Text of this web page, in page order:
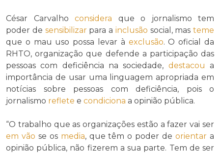
César Carvalho considera que o jornalismo tem
poder de sensibilizarpara a inclusão social, mas teme
que o mau uso possa levar à exclusão. O oficial da
RHTO, organização que defende a participação das
pessoas com deficiência na sociedade, destacou a
importância de usar uma linguagem apropriada em
notícias sobre pessoas com deficiência, pois o
jornalismo reflete e condiciona a opinião pública.
“O trabalho que as organizações estão a fazer vai ser
em vão se os media, que têm o poder deorientar a
opinião pública, não fizerem a sua parte. Tem de ser